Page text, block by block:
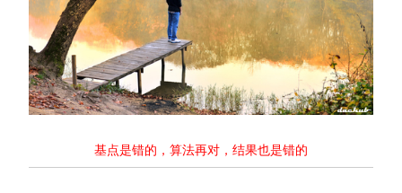
基点是错的，算法再对，结果也是错的